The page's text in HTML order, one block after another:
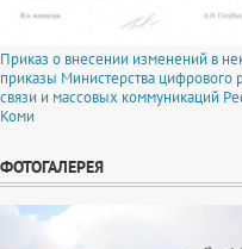
Приказ о внесении изменений в
приказы Министерства цифрового
связи и массовых коммуникаций
Коми
ФОТОГАЛЕРЕЯ